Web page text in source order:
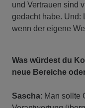
und Vertrauen sind
gedacht habe. Und:
wenn der eigene
Was würdest du
neue Bereiche
Sascha: Man sollte